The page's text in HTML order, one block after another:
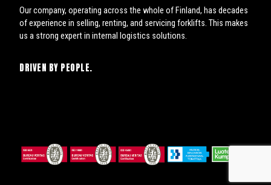
Our company, operating across the whole of Finland, has decades
of experience in selling, renting, and servicing forklifts. This makes
us a strong expert in internal logistics solutions.
DRIVEN BY PEOPLE.